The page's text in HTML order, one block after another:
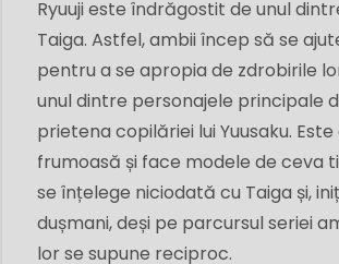
Ryuuji este îndrăgostit de unul
Taiga. Astfel, ambii încep să se
pentru a se apropia de zdrobirile
unul dintre personajele principale
prietena copilăriei lui Yuusaku.
frumoasă și face modele de ceva
se înțelege niciodată cu Taiga și,
dușmani, deși pe parcursul seriei
lor se supune reciproc.